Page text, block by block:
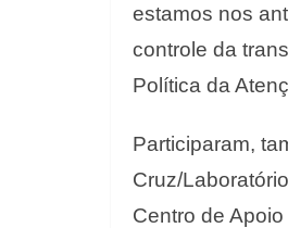
estamos nos
controle da
Política da
Participaram,
Cruz/
Centro de